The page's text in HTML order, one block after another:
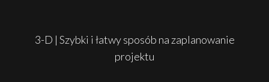
3-D | Szybki i łatwy sposób na zaplanowanie
projektu